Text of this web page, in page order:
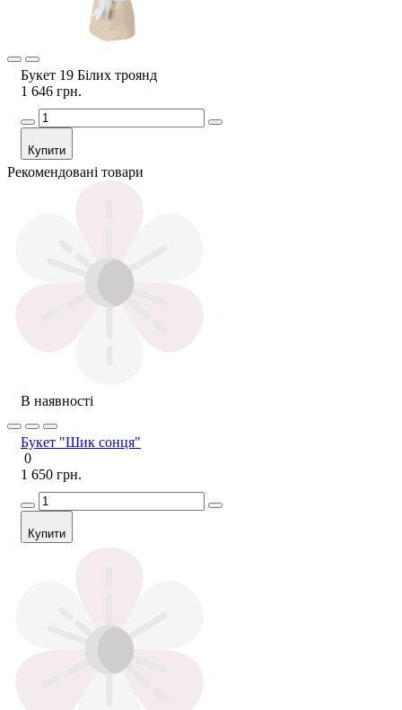
Букет 19 Білих троянд
1 646 грн.
Купити
Рекомендовані товари
В наявності
Букет "Шик сонця"
0
1 650 грн.
Купити